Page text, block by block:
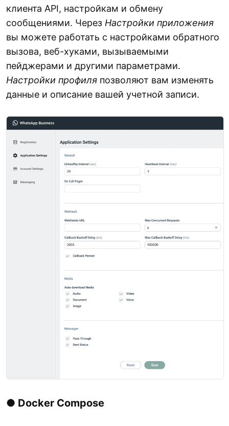
клиента API, настройкам и обмену
сообщениями. Через Настройки приложения
вы можете работать с настройками обратного
вызова, веб-хуками, вызываемыми
пейджерами и другими параметрами.
Настройки профиля позволяют вам изменять
данные и описание вашей учетной записи.
● Docker Compose